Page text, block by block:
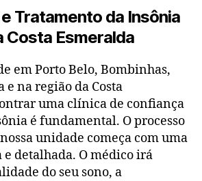
Tratamento da Insônia
Costa Esmeralda
em Porto Belo, Bombinhas,
e na região da Costa
uma clínica de confiança
é fundamental. O processo
unidade começa com uma
e detalhada. O médico irá
do seu sono, a